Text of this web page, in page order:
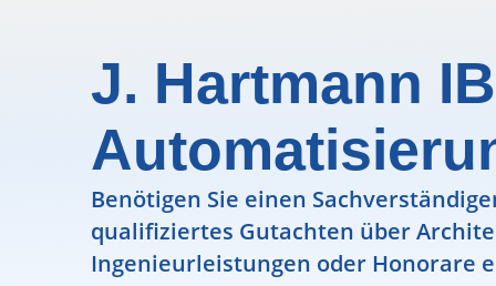
J. Hartmann
Benötigen Sie einen
qualifiziertes Gutachten über
Ingenieurleistungen oder Honorare